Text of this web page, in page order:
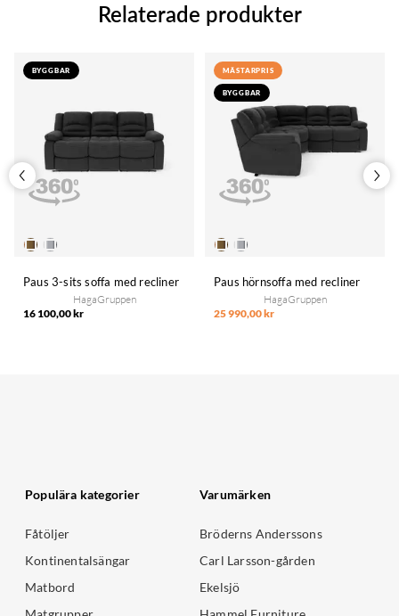
Relaterade produkter
BYGGBAR
Paus 3-sits soffa med recliner
HagaGruppen
16 100,00 kr
MÄSTARPRIS
BYGGBAR
Paus hörnsoffa med recliner
HagaGruppen
25 990,00 kr
Populära kategorier
Fåtöljer
Kontinentalsängar
Matbord
Varumärken
Bröderns Anderssons
Carl Larsson-gården
Ekelsjö